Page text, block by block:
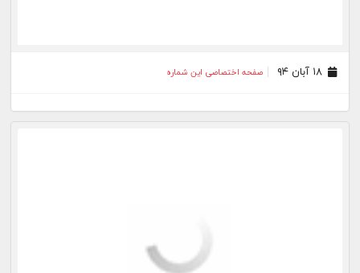
۱۸ آبان ۹۴ صفحه اختصاصی این شماره